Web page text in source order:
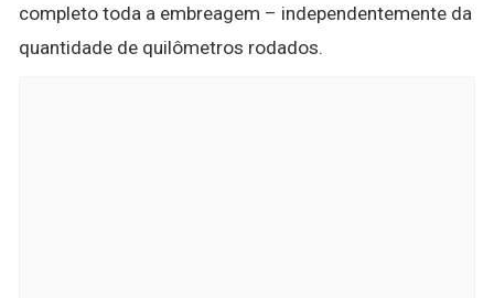
completo toda a embreagem – independentemente da
quantidade de quilômetros rodados.